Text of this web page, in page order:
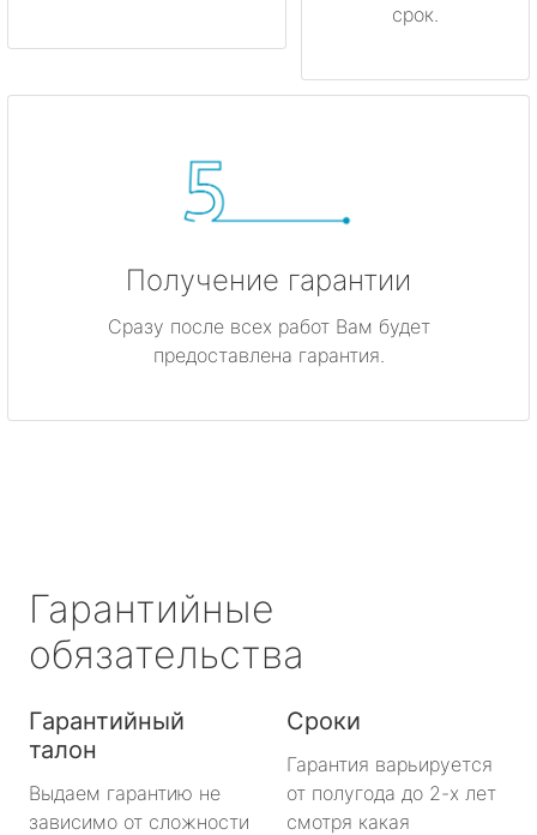
срок.
Получение гарантии
Сразу после всех работ Вам будет
предоставлена гарантия.
Гарантийные
обязательства
Гарантийный
талон
Выдаем гарантию не
зависимо от сложности
Сроки
Гарантия варьируется
от полугода до 2-х лет
смотря какая